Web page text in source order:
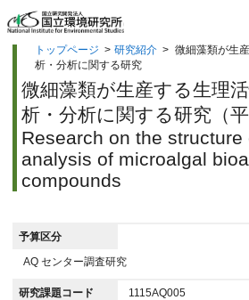
トップページ > 研究紹介 > 微細藻類が生
析・分析に関する研究
微細藻類が生産する生理
析・分析に関する研究（平
Research on the
analysis of microalgal
compounds
予算区分
AQ センター調査研究
研究課題コード 1115AQ005